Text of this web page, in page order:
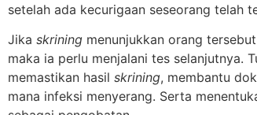
setelah ada kecurigaan seseorang telah
Jika skrining menunjukkan orang
maka ia perlu menjalani tes selanjutnya.
memastikan hasil skrining, membantu
mana infeksi menyerang. Serta